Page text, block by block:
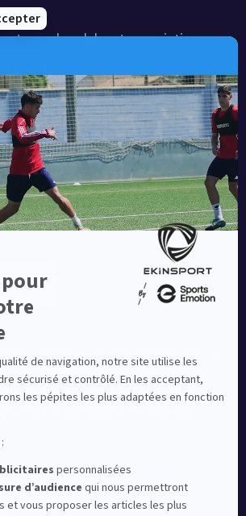
pour les clubs et associations
Ekinsport
leader en France depuis plus de
a été distingué par la rédaction de
classement des « Meilleurs sites de
2024 », catégorie Sportswear.